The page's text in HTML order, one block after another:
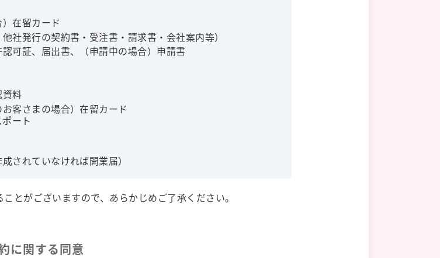
在留カード
社発行の契約書・受注書・請求書・会社案内等）
可証、届出書、（申請中の場合）申請書
料
客さまの場合）在留カード
ート
されていなければ開業届）
とがございますので、あらかじめご了承ください。
に関する同意